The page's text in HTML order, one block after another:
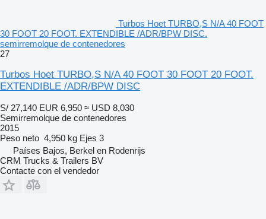
Turbos Hoet TURBO,S N/A 40 FOOT
30 FOOT 20 FOOT. EXTENDIBLE /ADR/BPW DISC.
semirremolque de contenedores
27
Turbos Hoet TURBO,S N/A 40 FOOT 30 FOOT 20 FOOT.
EXTENDIBLE /ADR/BPW DISC
S/ 27,140 EUR 6,950 ≈ USD 8,030
Semirremolque de contenedores
2015
Peso neto 4,950 kg Ejes 3
Países Bajos, Berkel en Rodenrijs
CRM Trucks & Trailers BV
Contacte con el vendedor